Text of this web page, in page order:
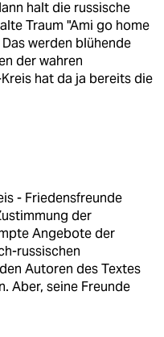
halt die russische
Traum "Ami go home
werden blühende
der wahren
hat da ja bereits die
- Friedensfreunde
der
Angebote der
russischen
Autoren des Textes
Aber, seine Freunde